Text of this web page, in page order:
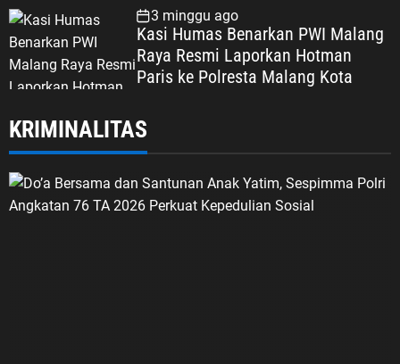
Dipertaruhkan
3 minggu ago
Kasi Humas Benarkan PWI Malang
Raya Resmi Laporkan Hotman
Paris ke Polresta Malang Kota
KRIMINALITAS